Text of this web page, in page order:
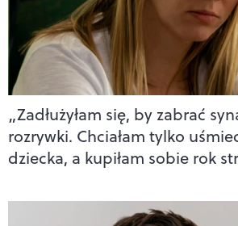
„Zadłużyłam się, by zabrać
rozrywki. Chciałam tylko
dziecka, a kupiłam sobie rok